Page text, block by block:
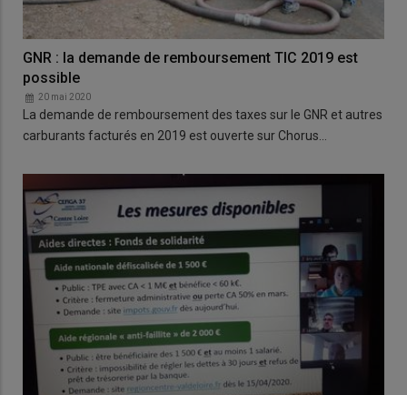
GNR : la demande de remboursement TIC 2019 est
possible
20 mai 2020
La demande de remboursement des taxes sur le GNR et autres
carburants facturés en 2019 est ouverte sur Chorus…